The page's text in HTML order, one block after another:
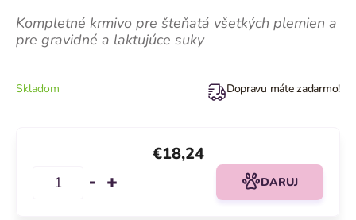
Kompletné krmivo pre šteňatá všetkých plemien a
pre gravidné a laktujúce suky
Skladom Dopravu máte zadarmo!
€18,24
DARUJ